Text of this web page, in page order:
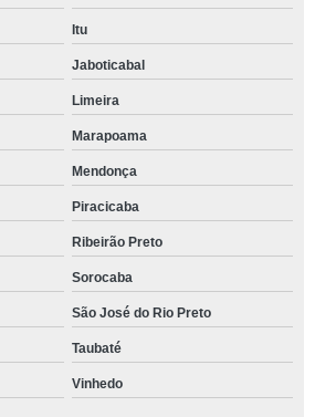
Itu
Jaboticabal
Limeira
Marapoama
Mendonça
Piracicaba
Ribeirão Preto
Sorocaba
São José do Rio Preto
Taubaté
Vinhedo